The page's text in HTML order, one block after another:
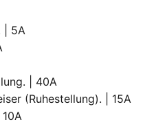
| 5A
| 40A
(Ruhestellung). | 15A